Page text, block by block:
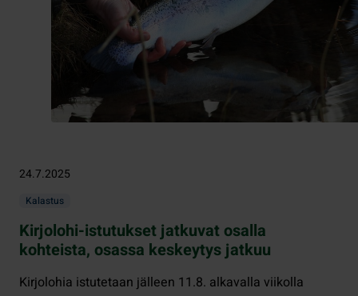
24.7.2025
Kalastus
Kirjolohi-istutukset jatkuvat osalla
kohteista, osassa keskeytys jatkuu
Kirjolohia istutetaan jälleen 11.8. alkavalla viikolla